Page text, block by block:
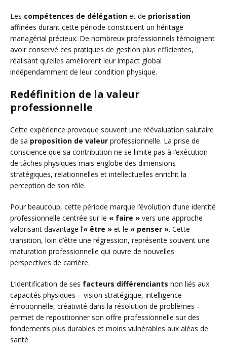
Les compétences de délégation et de priorisation
affinées durant cette période constituent un héritage
managérial précieux. De nombreux professionnels témoignent
avoir conservé ces pratiques de gestion plus efficientes,
réalisant qu’elles améliorent leur impact global
indépendamment de leur condition physique.
Redéfinition de la valeur
professionnelle
Cette expérience provoque souvent une réévaluation salutaire
de sa proposition de valeur professionnelle. La prise de
conscience que sa contribution ne se limite pas à l’exécution
de tâches physiques mais englobe des dimensions
stratégiques, relationnelles et intellectuelles enrichit la
perception de son rôle.
Pour beaucoup, cette période marque l’évolution d’une identité
professionnelle centrée sur le « faire » vers une approche
valorisant davantage l’« être » et le « penser ». Cette
transition, loin d’être une régression, représente souvent une
maturation professionnelle qui ouvre de nouvelles
perspectives de carrière.
L’identification de ses facteurs différenciants non liés aux
capacités physiques – vision stratégique, intelligence
émotionnelle, créativité dans la résolution de problèmes –
permet de repositionner son offre professionnelle sur des
fondements plus durables et moins vulnérables aux aléas de
santé.